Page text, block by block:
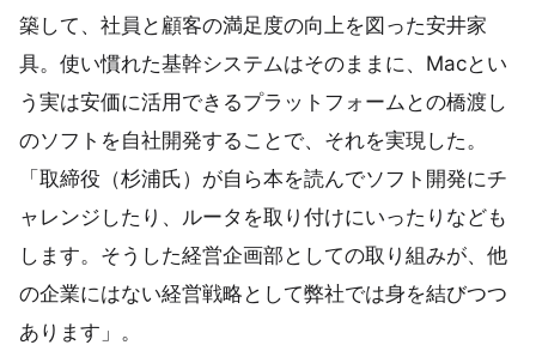
築して、社員と顧客の満足度の向上を図った安井家
具。使い慣れた基幹システムはそのままに、Macとい
う実は安価に活用できるプラットフォームとの橋渡し
のソフトを自社開発することで、それを実現した。
「取締役（杉浦氏）が自ら本を読んでソフト開発にチ
ャレンジしたり、ルータを取り付けにいったりなども
します。そうした経営企画部としての取り組みが、他
の企業にはない経営戦略として弊社では身を結びつつ
あります」。